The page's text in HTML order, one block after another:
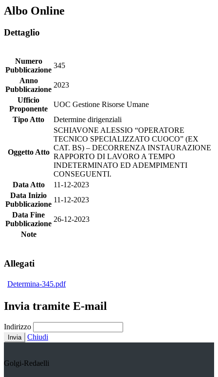
Albo Online
Dettaglio
Numero
Pubblicazione
345
Anno
Pubblicazione
2023
Ufficio
Proponente
UOC Gestione Risorse Umane
Tipo Atto
Determine dirigenziali
Oggetto Atto
SCHIAVONE ALESSIO “OPERATORE
TECNICO SPECIALIZZATO CUOCO” (EX
CAT. BS) – DECORRENZA INSTAURAZIONE
RAPPORTO DI LAVORO A TEMPO
INDETERMINATO ED ADEMPIMENTI
CONSEGUENTI.
Data Atto
11-12-2023
Data Inizio
Pubblicazione
11-12-2023
Data Fine
Pubblicazione
26-12-2023
Note
Allegati
Determina-345.pdf
Invia tramite E-mail
Indirizzo
Invia Chiudi
Golgi-Redaelli